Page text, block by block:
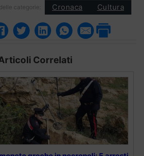
categorie: Cronaca Cultura
Correlati